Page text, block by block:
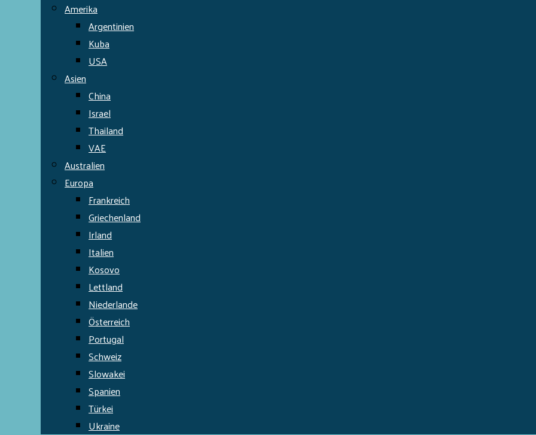
Amerika
Argentinien
Kuba
USA
Asien
China
Israel
Thailand
VAE
Australien
Europa
Frankreich
Griechenland
Irland
Italien
Kosovo
Lettland
Niederlande
Österreich
Portugal
Schweiz
Slowakei
Spanien
Türkei
Ukraine